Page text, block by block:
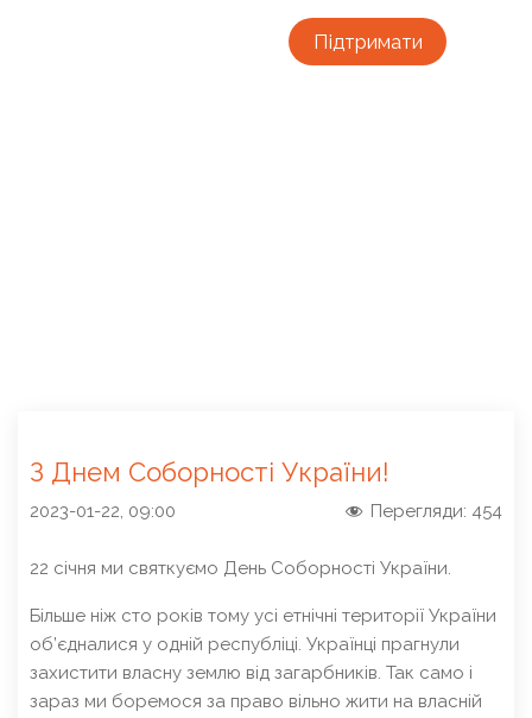
Підтримати
З Днем Соборності України!
2023-01-22, 09:00 Перегляди: 454
22 січня ми святкуємо День Соборності України.
Більше ніж сто років тому усі етнічні території України
об’єдналися у одній республіці. Українці прагнули
захистити власну землю від загарбників. Так само і
зараз ми боремося за право вільно жити на власній